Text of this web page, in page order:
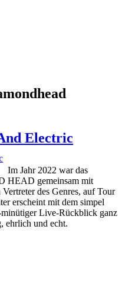
Electric
Im Jahr 2022 war das
HEAD gemeinsam mit
des Genres, auf Tour
erscheint mit dem simpel
Live-Rückblick ganz
ehrlich und echt.